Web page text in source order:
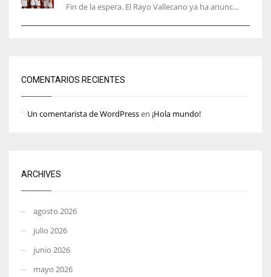
Fin de la espera. El Rayo Vallecano ya ha anunc...
COMENTARIOS RECIENTES
Un comentarista de WordPressen ¡Hola mundo!
ARCHIVES
agosto 2026
julio 2026
junio 2026
mayo 2026